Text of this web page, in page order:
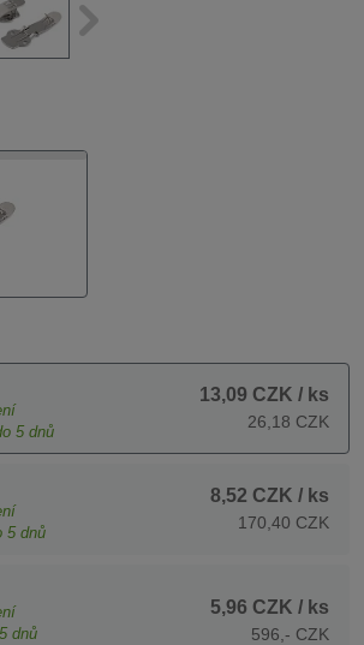
5 dnů
13,09 CZK / ks
26,18 CZK
5 dnů
8,52 CZK / ks
170,40 CZK
dnů
5,96 CZK / ks
596,- CZK